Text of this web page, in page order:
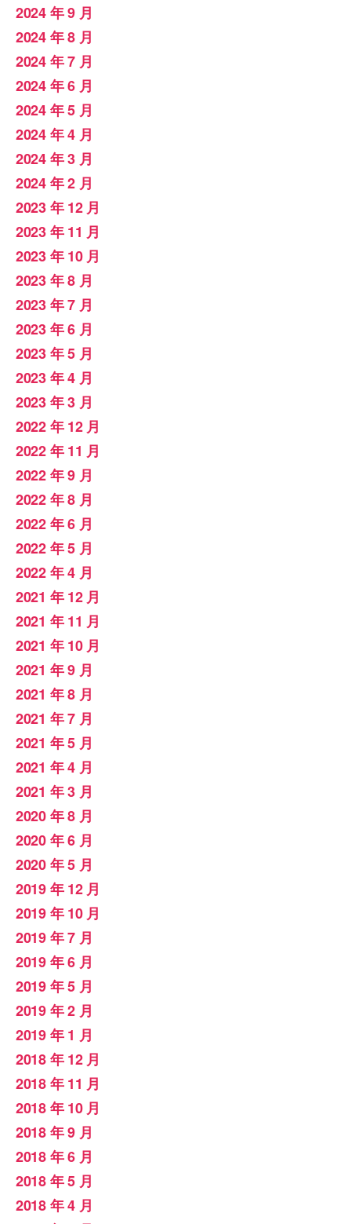
2024 年 9 月
2024 年 8 月
2024 年 7 月
2024 年 6 月
2024 年 5 月
2024 年 4 月
2024 年 3 月
2024 年 2 月
2023 年 12 月
2023 年 11 月
2023 年 10 月
2023 年 8 月
2023 年 7 月
2023 年 6 月
2023 年 5 月
2023 年 4 月
2023 年 3 月
2022 年 12 月
2022 年 11 月
2022 年 9 月
2022 年 8 月
2022 年 6 月
2022 年 5 月
2022 年 4 月
2021 年 12 月
2021 年 11 月
2021 年 10 月
2021 年 9 月
2021 年 8 月
2021 年 7 月
2021 年 5 月
2021 年 4 月
2021 年 3 月
2020 年 8 月
2020 年 6 月
2020 年 5 月
2019 年 12 月
2019 年 10 月
2019 年 7 月
2019 年 6 月
2019 年 5 月
2019 年 2 月
2019 年 1 月
2018 年 12 月
2018 年 11 月
2018 年 10 月
2018 年 9 月
2018 年 6 月
2018 年 5 月
2018 年 4 月